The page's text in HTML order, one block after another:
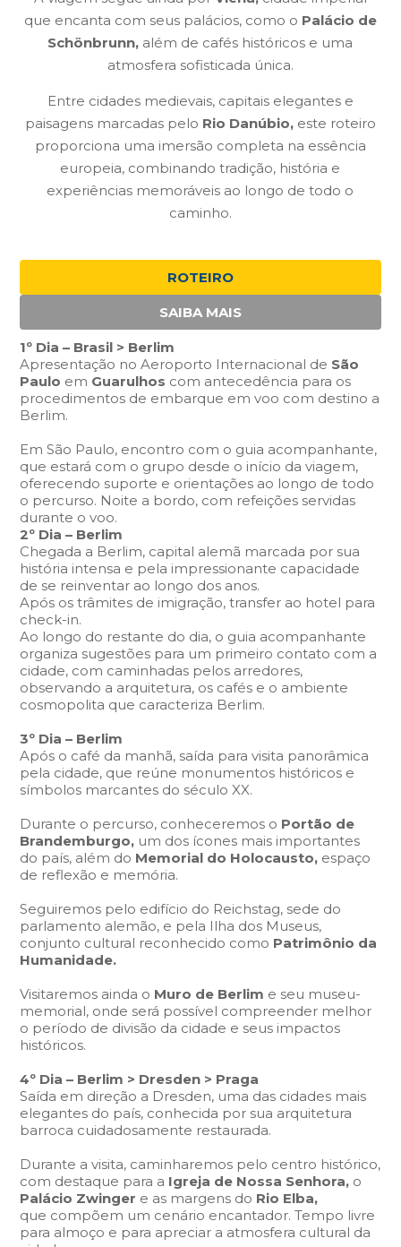
que encanta com seus palácios, como o Palácio de
Schönbrunn, além de cafés históricos e uma
atmosfera sofisticada única.
Entre cidades medievais, capitais elegantes e
paisagens marcadas pelo Rio Danúbio, este roteiro
proporciona uma imersão completa na essência
europeia, combinando tradição, história e
experiências memoráveis ao longo de todo o
caminho.
ROTEIRO
SAIBA MAIS
1º Dia – Brasil > Berlim
Apresentação no Aeroporto Internacional de São
Paulo em Guarulhos com antecedência para os
procedimentos de embarque em voo com destino a
Berlim.
Em São Paulo, encontro com o guia acompanhante,
que estará com o grupo desde o início da viagem,
oferecendo suporte e orientações ao longo de todo
o percurso. Noite a bordo, com refeições servidas
durante o voo.
2º Dia – Berlim
Chegada a Berlim, capital alemã marcada por sua
história intensa e pela impressionante capacidade
de se reinventar ao longo dos anos.
Após os trâmites de imigração, transfer ao hotel para
check-in.
Ao longo do restante do dia, o guia acompanhante
organiza sugestões para um primeiro contato com a
cidade, com caminhadas pelos arredores,
observando a arquitetura, os cafés e o ambiente
cosmopolita que caracteriza Berlim.
3º Dia – Berlim
Após o café da manhã, saída para visita panorâmica
pela cidade, que reúne monumentos históricos e
símbolos marcantes do século XX.
Durante o percurso, conheceremos o Portão de
Brandemburgo, um dos ícones mais importantes
do país, além do Memorial do Holocausto, espaço
de reflexão e memória.
Seguiremos pelo edifício do Reichstag, sede do
parlamento alemão, e pela Ilha dos Museus,
conjunto cultural reconhecido como Patrimônio da
Humanidade.
Visitaremos ainda o Muro de Berlim e seu museu-
memorial, onde será possível compreender melhor
o período de divisão da cidade e seus impactos
históricos.
4º Dia – Berlim > Dresden > Praga
Saída em direção a Dresden, uma das cidades mais
elegantes do país, conhecida por sua arquitetura
barroca cuidadosamente restaurada.
Durante a visita, caminharemos pelo centro histórico,
com destaque para a Igreja de Nossa Senhora, o
Palácio Zwinger e as margens do Rio Elba,
que compõem um cenário encantador. Tempo livre
para almoço e para apreciar a atmosfera cultural da